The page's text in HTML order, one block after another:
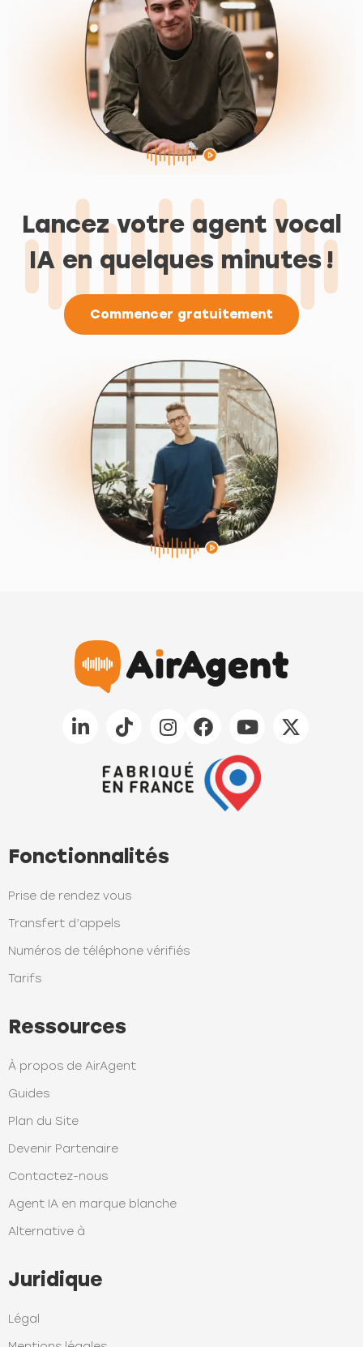
Lancez votre agent vocal
IA en quelques minutes !
Commencer gratuitement
Fonctionnalités
Prise de rendez vous
Transfert d’appels
Numéros de téléphone vérifiés
Tarifs
Ressources
À propos de AirAgent
Guides
Plan du Site
Devenir Partenaire
Contactez-nous
Agent IA en marque blanche
Alternative à
Juridique
Légal